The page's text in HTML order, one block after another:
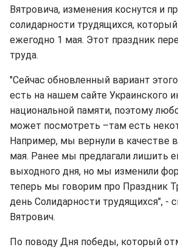
Вятровича, изменения коснутся и
солидарности трудящихся,
ежегодно 1 мая. Этот праздник
труда.
"Сейчас обновленный вариант
есть на нашем сайте Украинского
национальной памяти, поэтому
может посмотреть –там есть
Например, мы вернули в качестве
мая. Ранее мы предлагали лишить
выходного дня, но мы изменили
теперь мы говорим про Праздник
день Солидарности трудящихся", -
Вятрович.
По поводу Дня победы, который